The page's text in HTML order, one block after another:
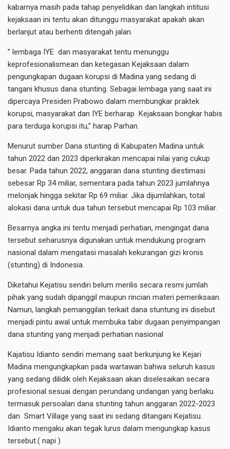
kabarnya masih pada tahap penyelidikan dan langkah intitusi
kejaksaan ini tentu akan ditunggu masyarakat apakah akan
berlanjut atau berhenti ditengah jalan.
” lembaga IYE dan masyarakat tentu menunggu
keprofesionalismean dan ketegasan Kejaksaan dalam
pengungkapan dugaan korupsi di Madina yang sedang di
tangani khusus dana stunting. Sebagai lembaga yang saat ini
dipercaya Presiden Prabowo dalam membungkar praktek
korupsi, masyarakat dan IYE berharap Kejaksaan bongkar habis
para terduga korupsi itu,” harap Parhan.
Menurut sumber Dana stunting di Kabupaten Madina untuk
tahun 2022 dan 2023 diperkirakan mencapai nilai yang cukup
besar. Pada tahun 2022, anggaran dana stunting diestimasi
sebesar Rp 34 miliar, sementara pada tahun 2023 jumlahnya
melonjak hingga sekitar Rp 69 miliar. Jika dijumlahkan, total
alokasi dana untuk dua tahun tersebut mencapai Rp 103 miliar.
Besarnya angka ini tentu menjadi perhatian, mengingat dana
tersebut seharusnya digunakan untuk mendukung program
nasional dalam mengatasi masalah kekurangan gizi kronis
(stunting) di Indonesia.
Diketahui Kejatisu sendiri belum merilis secara resmi jumlah
pihak yang sudah dipanggil maupun rincian materi pemeriksaan.
Namun, langkah pemanggilan terkait dana stuntung ini disebut
menjadi pintu awal untuk membuka tabir dugaan penyimpangan
dana stunting yang menjadi perhatian nasional
Kajatisu Idianto sendiri memang saat berkunjung ke Kejari
Madina mengungkapkan pada wartawan bahwa seluruh kasus
yang sedang dilidik oleh Kejaksaan akan diselesaikan secara
profesional sesuai dengan perundang undangan yang berlaku
termasuk persoalan dana stunting tahun anggaran 2022-2023
dan Smart Village yang saat ini sedang ditangani Kejatisu.
Idianto mengaku akan tegak lurus dalam mengungkap kasus
tersebut.( napi )